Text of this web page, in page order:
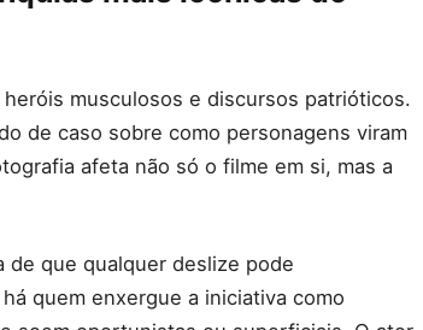
musculosos e discursos patrióticos.
de caso sobre como personagens viram
afeta não só o filme em si, mas a
de que qualquer deslize pode
quem enxergue a iniciativa como